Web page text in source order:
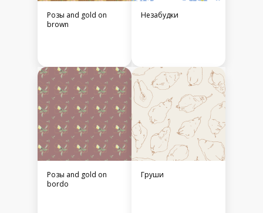
Розы and gold on
brown
Незабудки
Розы and gold on
bordo
Груши